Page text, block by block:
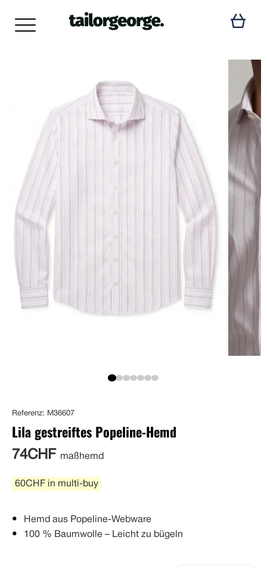
Referenz: M36607
Lila gestreiftes Popeline-Hemd
74CHF maßhemd
60CHF in multi-buy
Hemd aus Popeline-Webware
100 % Baumwolle – Leicht zu bügeln